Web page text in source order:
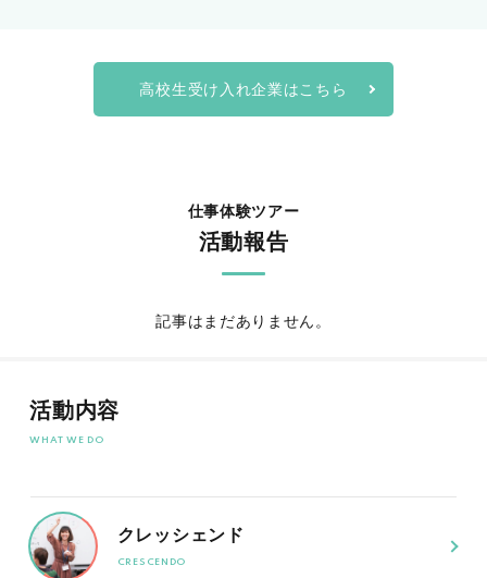
高校生受け入れ企業はこちら
仕事体験ツアー
活動報告
記事はまだありません。
活動内容
クレッシェンド